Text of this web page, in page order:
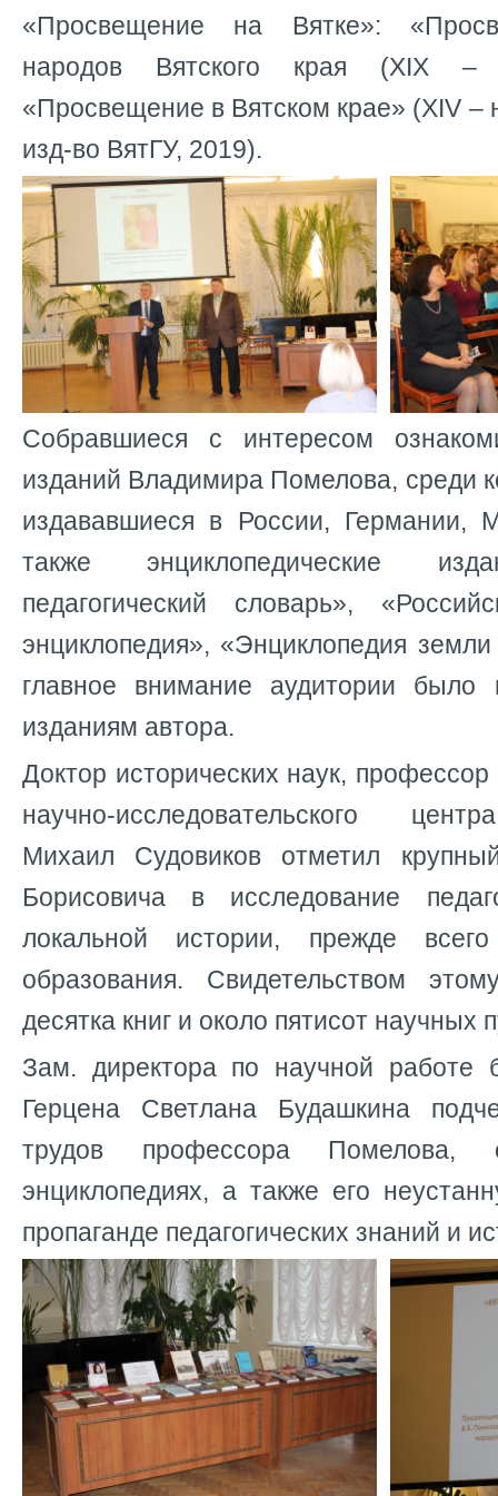
«Просвещение на Вятке»:
народов Вятского края (ХIХ
«Просвещение в Вятском крае» (ХIV –
изд-во ВятГУ, 2019).
Собравшиеся с интересом
изданий Владимира Помелова, среди
издававшиеся в России, Германии,
также энциклопедические
педагогический словарь»,
энциклопедия», «Энциклопедия
главное внимание аудитории было
изданиям автора.
Доктор исторических наук, профессор
научно-исследовательского
Михаил Судовиков отметил
Борисовича в исследование
локальной истории, прежде
образования. Свидетельством
десятка книг и около пятисот научных
Зам. директора по научной работе
Герцена Светлана Будашкина
трудов профессора Помелова,
энциклопедиях, а также его
пропаганде педагогических знаний и